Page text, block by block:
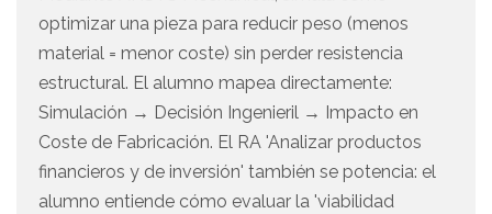
optimizar una pieza para reducir peso (menos
material = menor coste) sin perder resistencia
estructural. El alumno mapea directamente:
Simulación → Decisión Ingenieril → Impacto en
Coste de Fabricación. El RA 'Analizar productos
financieros y de inversión' también se potencia: el
alumno entiende cómo evaluar la 'viabilidad